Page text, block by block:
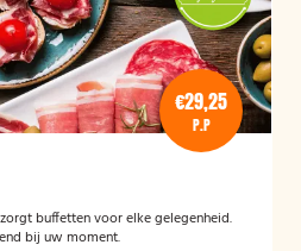
€29,25
P.P
buffetten voor elke gelegenheid.
bij uw moment.